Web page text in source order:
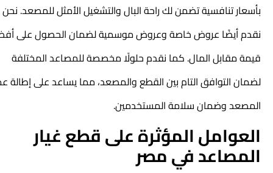
بأسعار تنافسية تضمن لك راحة البال والتشغيل الأمثل للمصعد. نحن
نقدم أيضًا عروض خاصة وعروض موسمية لضمان الحصول على أفضل
قيمة مقابل المال. كما نقدم حلولًا مخصصة للمصاعد المختلفة
لضمان التوافق التام بين القطع والمصعد، مما يساعد على إطالة عمر
المصعد وضمان سلامة المستخدمين.
العوامل المؤثرة على قطع غيار
المصاعد في مصر